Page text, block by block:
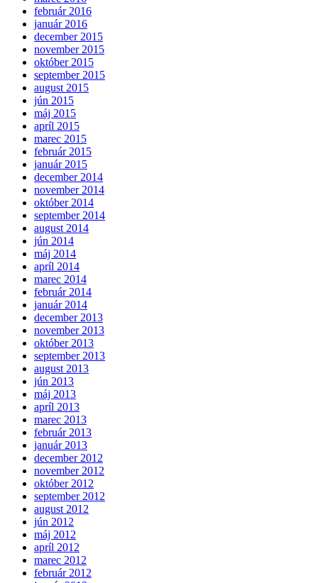
február 2016
január 2016
december 2015
november 2015
október 2015
september 2015
august 2015
jún 2015
máj 2015
apríl 2015
marec 2015
február 2015
január 2015
december 2014
november 2014
október 2014
september 2014
august 2014
jún 2014
máj 2014
apríl 2014
marec 2014
február 2014
január 2014
december 2013
november 2013
október 2013
september 2013
august 2013
jún 2013
máj 2013
apríl 2013
marec 2013
február 2013
január 2013
december 2012
november 2012
október 2012
september 2012
august 2012
jún 2012
máj 2012
apríl 2012
marec 2012
február 2012